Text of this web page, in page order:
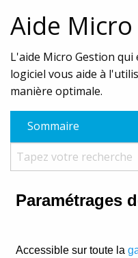
Aide
L'aide Micro Gestion
logiciel vous aide à
manière optimale.
Sommaire